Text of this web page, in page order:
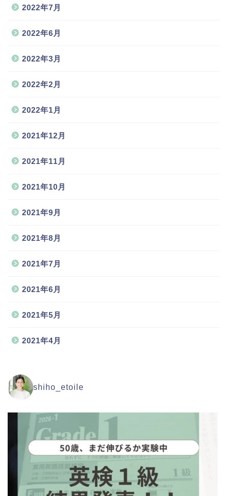
2022年7月
2022年6月
2022年3月
2022年2月
2022年1月
2021年12月
2021年11月
2021年10月
2021年9月
2021年8月
2021年7月
2021年6月
2021年5月
2021年4月
shiho_etoile